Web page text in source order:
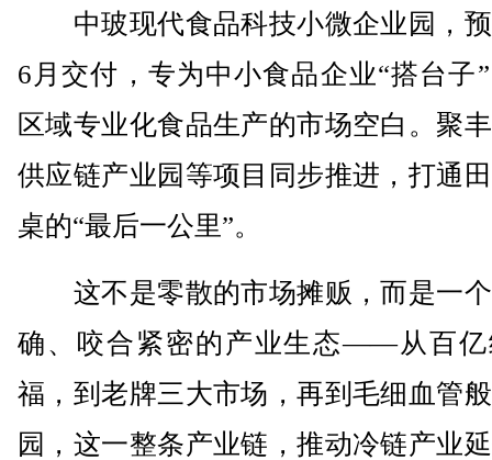
中玻现代食品科技小微企业园，
6月交付，专为中小食品企业“搭台子
区域专业化食品生产的市场空白。聚
供应链产业园等项目同步推进，打通
桌的“最后一公里”。
这不是零散的市场摊贩，而是一
确、咬合紧密的产业生态——从百亿
福，到老牌三大市场，再到毛细血管
园，这一整条产业链，推动冷链产业